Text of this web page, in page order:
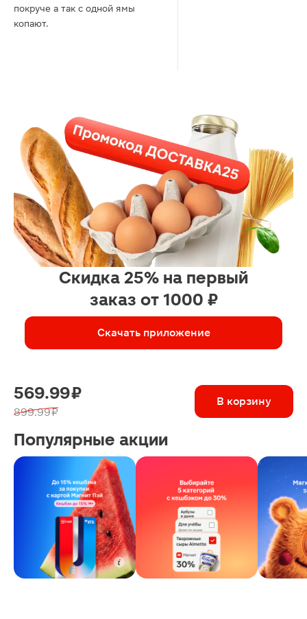
покруче а так с одной ямы
копают.
Скидка 25% на первый
заказ от 1000 ₽
Скачать приложение
569.99 ₽
899.99 ₽
В корзину
Популярные акции